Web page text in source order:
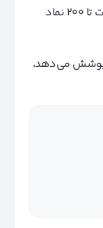
می‌گیرد که در برخی از پلتفرم‌ها ممکن است تا ۲۰۰ نماد
پوشش می‌دهد،